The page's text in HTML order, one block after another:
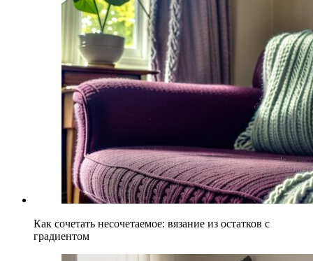
Как сочетать несочетаемое: вязание из остатков с
градиентом